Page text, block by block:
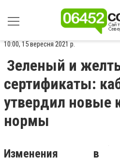
10:00, 15 вересня 2021 р.
Зеленый и
сертификаты:
утвердил новые
нормы
Изменения в